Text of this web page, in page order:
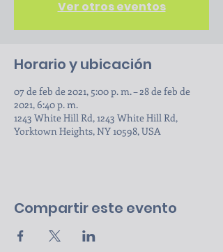
Ver otros eventos
Horario y ubicación
07 de feb de 2021, 5:00 p. m. – 28 de feb de
2021, 6:40 p. m.
1243 White Hill Rd, 1243 White Hill Rd,
Yorktown Heights, NY 10598, USA
Compartir este evento